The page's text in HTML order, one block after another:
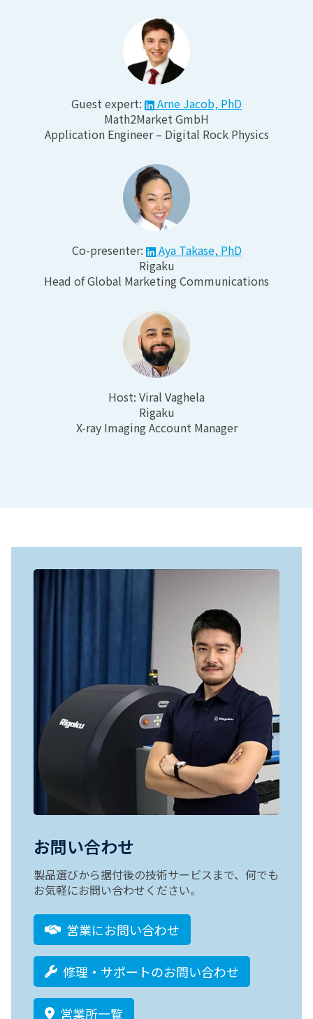
Guest expert:
Arne Jacob, PhD
Math2Market GmbH
Application Engineer – Digital Rock Physics
Co-presenter:
Aya Takase, PhD
Rigaku
Head of Global Marketing Communications
Host: Viral Vaghela
Rigaku
X-ray Imaging Account Manager
お問い合わせ
製品選びから据付後の技術サービスまで、何でも
お気軽にお問い合わせください。
営業にお問い合わせ
修理・サポートのお問い合わせ
営業所一覧